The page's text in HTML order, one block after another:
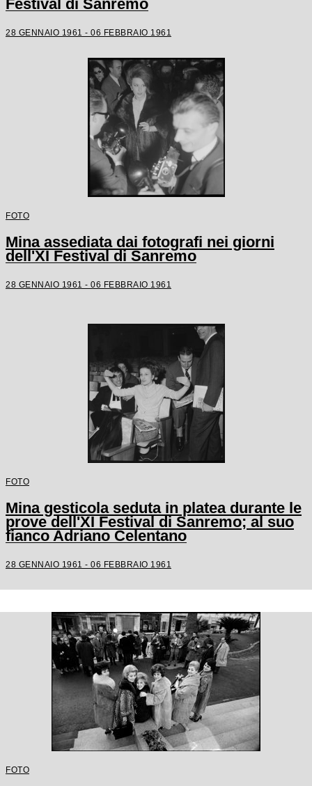
Festival di Sanremo
28 GENNAIO 1961 - 06 FEBBRAIO 1961
FOTO
Mina assediata dai fotografi nei giorni
dell'XI Festival di Sanremo
28 GENNAIO 1961 - 06 FEBBRAIO 1961
FOTO
Mina gesticola seduta in platea durante le
prove dell'XI Festival di Sanremo; al suo
fianco Adriano Celentano
28 GENNAIO 1961 - 06 FEBBRAIO 1961
FOTO